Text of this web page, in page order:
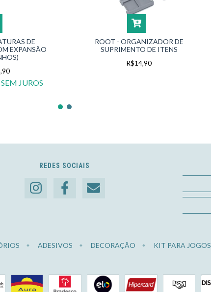
DE
EXPANSÃO
SEM JUROS
ROOT - ORGANIZADOR DE
SUPRIMENTO DE ITENS
R$14,90
REDES SOCIAIS
ADESIVOS DECORAÇÃO KIT PARA JOGOS